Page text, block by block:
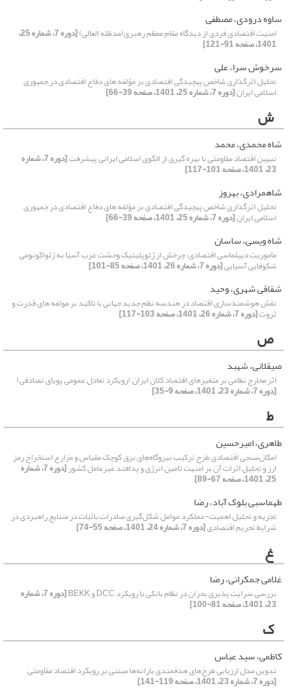
ساوه درودی، مصطفی
امنیت اقتصادی فردی از دیدگاه مقام معظم رهبری(مدظله العالی) [دوره 7، شماره 25،
1401، صفحه 91-121]
سرخوش سرا، علی
تحلیل اثرگذاری شاخص پیچیدگی اقتصادی بر مؤلفه های دفاع اقتصادی در جمهوری
اسلامی ایران[دوره 7، شماره 25، 1401، صفحه 39-66]
ش
شاه محمدی، محمد
تبیین اقتصاد مقاومتی با بهره گیری از الگوی اسلامی ایرانی پیشرفت [دوره 7، شماره
23، 1401، صفحه 101-117]
شاهمرادی، بهروز
تحلیل اثرگذاری شاخص پیچیدگی اقتصادی بر مؤلفه های دفاع اقتصادی در جمهوری
اسلامی ایران[دوره 7، شماره 25، 1401، صفحه 39-66]
شاه ویسی، ساسان
ماموریت دیپلماسی اقتصادی؛ چرخش از ژئوپلیتیک وحشت غرب آسیا به ژئواکونومی
شکوفایی آسیایی[دوره 7، شماره 26، 1401، صفحه 85-101]
شقاقی شهری، وحید
نقش هوشمندسازی اقتصاد در هندسه نظم جدید جهانی با تاکید بر مولفه های قدرت و
ثروت[دوره 7، شماره 26، 1401، صفحه 103-117]
ص
صیقلانی، شهبد
اثر مخارج نظامی بر متغیرهای اقتصاد کلان ایران (رویکرد تعادل عمومی پویای تصادفی)
[دوره 7، شماره 23، 1401، صفحه 9-35]
ط
طاهری، امیرحسین
امکان‌سنجی اقتصادی طرح ترکیب نیروگاه‌های برق کوچک مقیاس و مزارع استخراج رمز
ارز و تحلیل اثرات آن بر امنیت تامین انرژی و پدافند غیرعامل کشور [دوره 7، شماره
25، 1401، صفحه 67-89]
طهماسبی بلوک آباد، رضا
تجزیه و تحلیل اهمیت-عملکرد عوامل شکل‌گیری صادرات باثبات در صنایع راهبردی در
شرایط تحریم اقتصادی[دوره 7، شماره 24، 1401، صفحه 55-74]
غ
غلامی جمکرانی، رضا
بررسی سرایت پذیری بحران در نظام بانکی با رویکرد DCC و BEKK [دوره 7، شماره
23، 1401، صفحه 81-100]
ک
کاظمی، سید عباس
تدوین مدل ارزیابی طرح‌های هدفمندی یارانه‌ها مبتنی بر رویکرد اقتصاد مقاومتی
[دوره 7، شماره 23، 1401، صفحه 119-141]